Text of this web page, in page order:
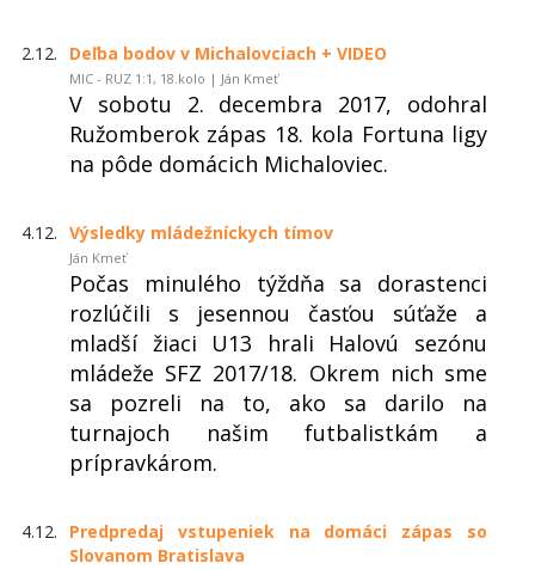
2.12. Deľba bodov v Michalovciach + VIDEO
MIC - RUZ 1:1, 18.kolo | Ján Kmeť
V sobotu 2. decembra 2017, odohral
Ružomberok zápas 18. kola Fortuna ligy
na pôde domácich Michaloviec.
4.12. Výsledky mládežníckych tímov
Ján Kmeť
Počas minulého týždňa sa dorastenci
rozlúčili s jesennou časťou súťaže a
mladší žiaci U13 hrali Halovú sezónu
mládeže SFZ 2017/18. Okrem nich sme
sa pozreli na to, ako sa darilo na
turnajoch našim futbalistkám a
prípravkárom.
4.12.
Predpredaj vstupeniek na domáci zápas so
Slovanom Bratislava